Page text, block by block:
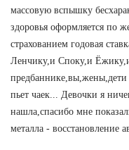
массовую вспышку
здоровья оформляется по
страхованием годовая
Ленчику,и Споку,и
предбаннике,вы,жены,дети
пьет чаек... Девочки я
нашла,спасибо мне
металла - восстановление